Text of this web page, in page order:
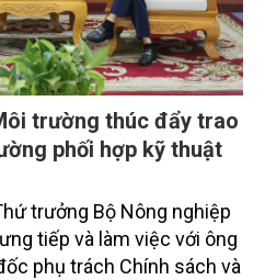
trường thúc đẩy trao
phối hợp kỹ thuật
trưởng Bộ Nông nghiệp
tiếp và làm việc với ông
phụ trách Chính sách và